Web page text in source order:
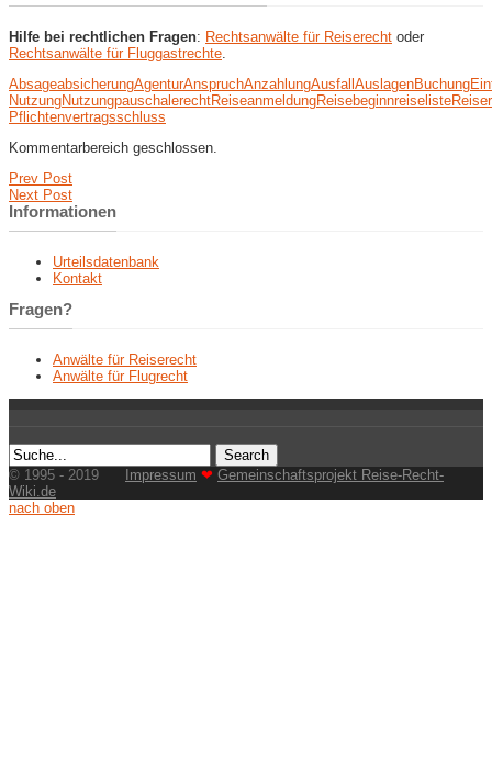
Hilfe bei rechtlichen Fragen: Rechtsanwälte für Reiserecht oder
Rechtsanwälte für Fluggastrechte
AbsageabsicherungAgenturAnspruchAnzahlungAusfallAuslagenBuchung
NutzungNutzungpauschalerechtReiseanmeldungReisebeginnreiseliste
Pflichtenvertragsschluss
Kommentarbereich geschlossen.
Prev Post
Next Post
Informationen
Urteilsdatenbank
Kontakt
Fragen?
Anwälte für Reiserecht
Anwälte für Flugrecht
© 1995 - 2019 Impressum ❤ Gemeinschaftsprojekt Reise-Recht-
Wiki.de
nach oben